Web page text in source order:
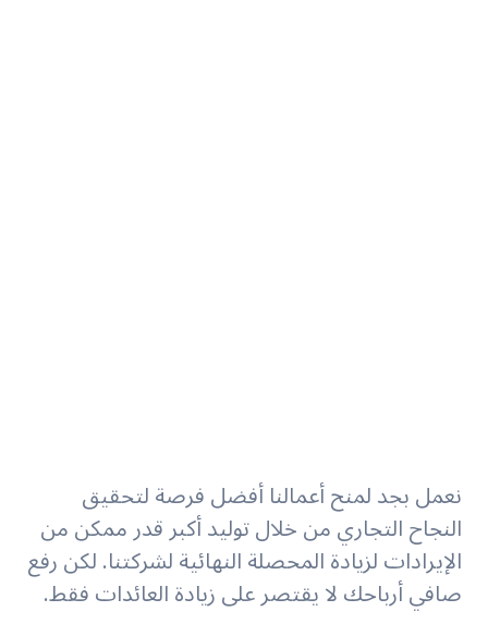
نعمل بجد لمنح أعمالنا أفضل فرصة لتحقيق
النجاح التجاري من خلال توليد أكبر قدر ممكن من
الإيرادات لزيادة المحصلة النهائية لشركتنا. لكن رفع
صافي أرباحك لا يقتصر على زيادة العائدات فقط.